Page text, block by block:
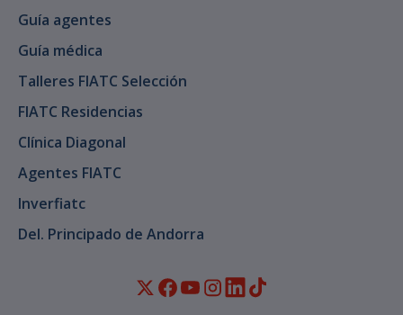
Guía agentes
Guía médica
Talleres FIATC Selección
FIATC Residencias
Clínica Diagonal
Agentes FIATC
Inverfiatc
Del. Principado de Andorra